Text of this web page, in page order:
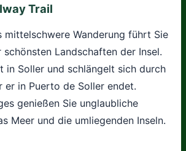
Trail
mittelschwere Wanderung führt Sie
Landschaften der Insel.
in Soller und schlängelt sich durch
er in Puerto de Soller endet.
genießen Sie unglaubliche
Meer und die umliegenden Inseln.